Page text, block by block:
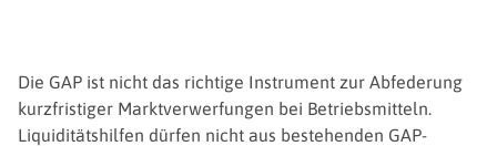
Die GAP ist nicht das richtige Instrument zur Abfederung
kurzfristiger Marktverwerfungen bei Betriebsmitteln.
Liquiditätshilfen dürfen nicht aus bestehenden GAP-